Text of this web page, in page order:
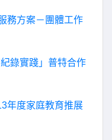
務方案－團體工作
錄實踐」普特合作
年度家庭教育推展